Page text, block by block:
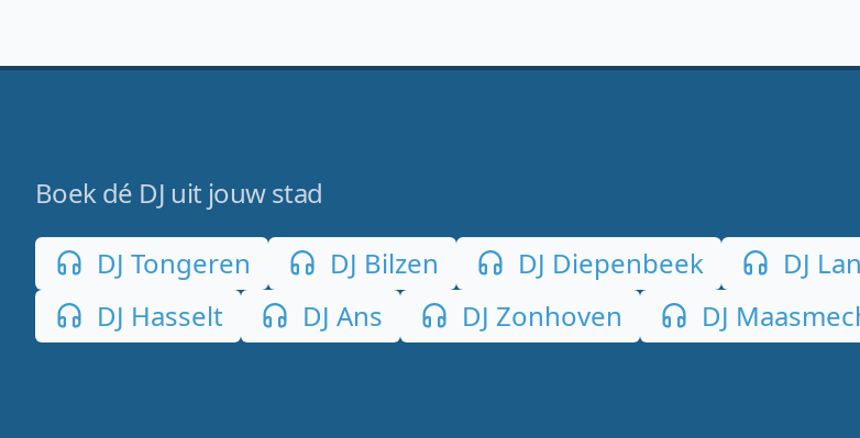
Boek dé DJ uit jouw stad
DJ Tongeren
DJ Bilzen DJ Diepenbeek DJ
DJ Hasselt
DJ Ans DJ Zonhoven DJ